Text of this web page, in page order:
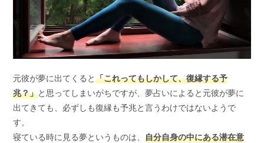
元彼が夢に出てくると「これってもしかして、復縁する予
兆？」と思ってしまいがちですが、夢占いによると元彼が夢に
出てきても、必ずしも復縁も予兆と言うわけではないようで
す。
寝ている時に見る夢というものは、自分自身の中にある潜在意